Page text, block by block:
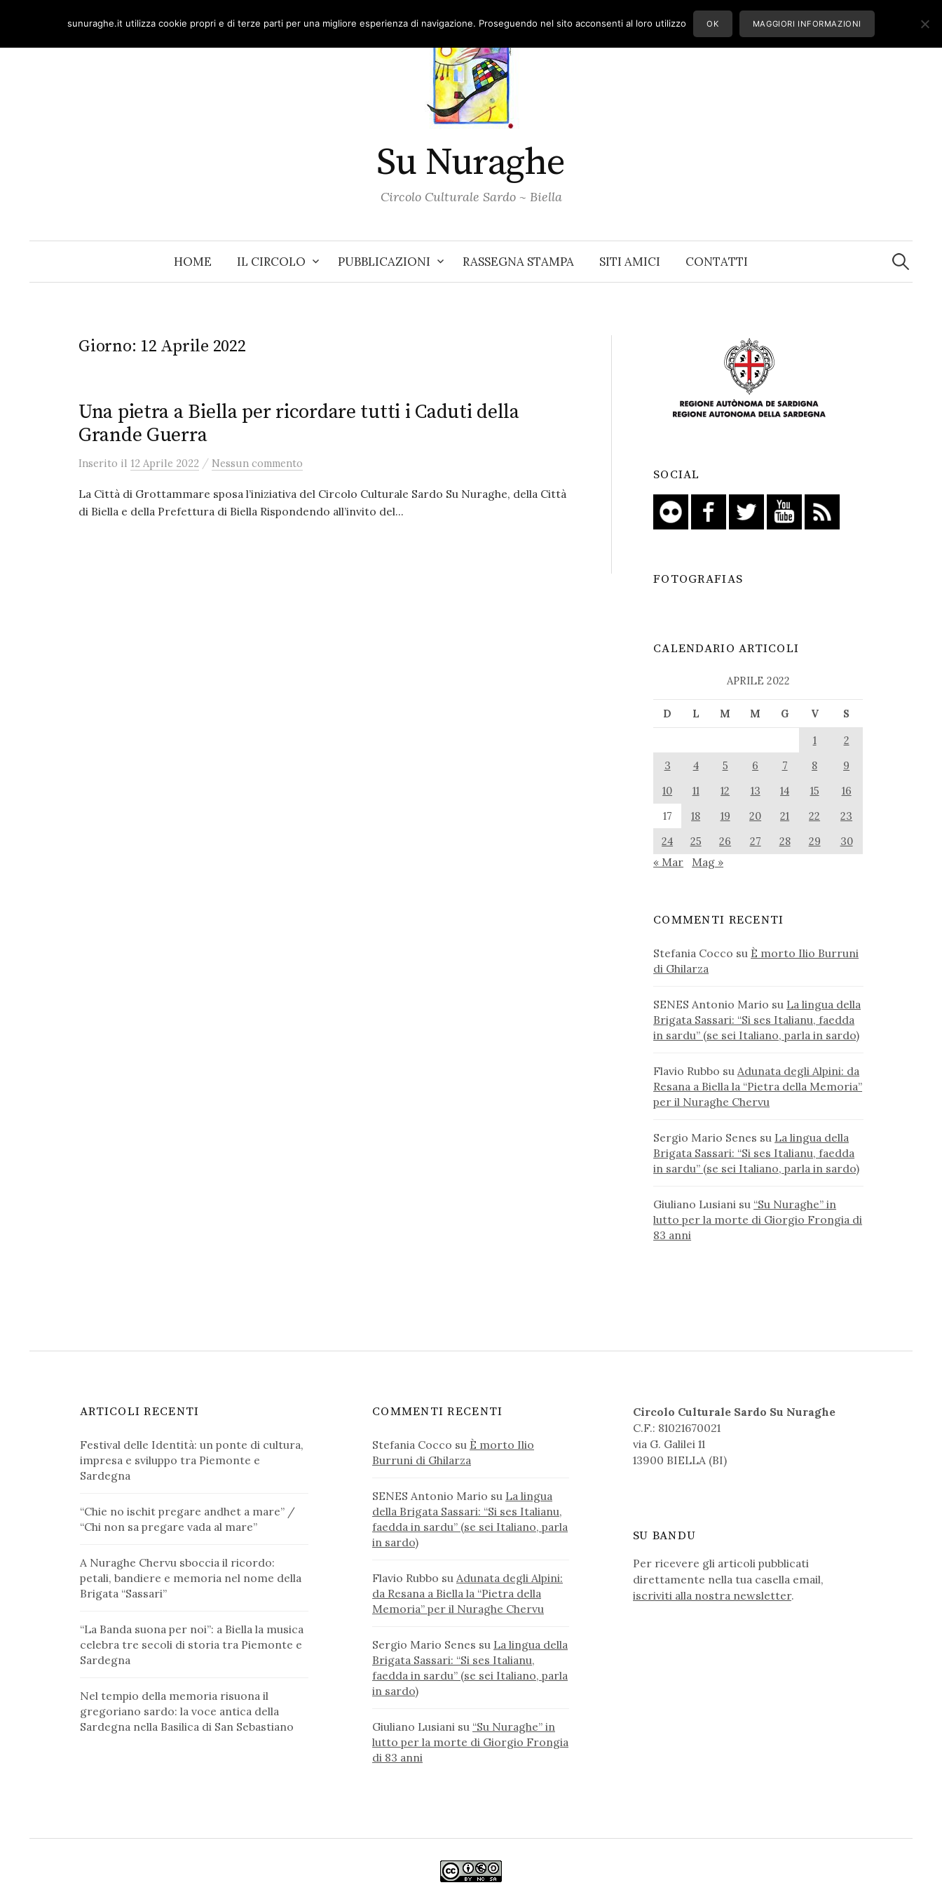
content
Su Nuraghe
Circolo Culturale Sardo ~ Biella
HOME IL CIRCOLO PUBBLICAZIONI RASSEGNA STAMPA SITI AMICI CONTATTI
Ricerca
per:
Giorno: 12 Aprile 2022
Una pietra a Biella per ricordare tutti i Caduti della
Grande Guerra
Inserito il 12 Aprile 2022 / Nessun commento
La Città di Grottammare sposa l’iniziativa del Circolo Culturale Sardo Su Nuraghe, della Città
di Biella e della Prefettura di Biella Rispondendo all’invito del...
SOCIAL
FOTOGRAFIAS
CALENDARIO ARTICOLI
APRILE 2022
D L M M G V
S
1
2
3
4 5 6 7 8
9
10
11 12 13 14 15
16
17
18 19 20 21 22
23
24
25 26 27 28 29 30
« Mar Mag »
COMMENTI RECENTI
Stefania Cocco su È morto Ilio Burruni
di Ghilarza
SENES Antonio Mario su La lingua della
Brigata Sassari: “Si ses Italianu, faedda
in sardu” (se sei Italiano, parla in sardo)
Flavio Rubbo su Adunata degli Alpini: da
Resana a Biella la “Pietra della Memoria”
per il Nuraghe Chervu
Sergio Mario Senes su La lingua della
Brigata Sassari: “Si ses Italianu, faedda
in sardu” (se sei Italiano, parla in sardo)
Giuliano Lusiani su “Su Nuraghe” in
lutto per la morte di Giorgio Frongia di
83 anni
ARTICOLI RECENTI
Festival delle Identità: un ponte di cultura,
impresa e sviluppo tra Piemonte e
Sardegna
“Chie no ischit pregare andhet a mare” /
“Chi non sa pregare vada al mare”
A Nuraghe Chervu sboccia il ricordo:
petali, bandiere e memoria nel nome della
Brigata “Sassari”
“La Banda suona per noi”: a Biella la musica
celebra tre secoli di storia tra Piemonte e
Sardegna
Nel tempio della memoria risuona il
gregoriano sardo: la voce antica della
Sardegna nella Basilica di San Sebastiano
COMMENTI RECENTI
Stefania Cocco su È morto Ilio
Burruni di Ghilarza
SENES Antonio Mario su La lingua
della Brigata Sassari: “Si ses Italianu,
faedda in sardu” (se sei Italiano, parla
in sardo)
Flavio Rubbo su Adunata degli Alpini:
da Resana a Biella la “Pietra della
Memoria” per il Nuraghe Chervu
Sergio Mario Senes su La lingua della
Brigata Sassari: “Si ses Italianu,
faedda in sardu” (se sei Italiano, parla
in sardo)
Giuliano Lusiani su “Su Nuraghe” in
lutto per la morte di Giorgio Frongia
di 83 anni
Circolo Culturale Sardo Su Nuraghe
C.F.: 81021670021
via G. Galilei 11
13900 BIELLA (BI)
SU BANDU
Per ricevere gli articoli pubblicati
direttamente nella tua casella email,
iscriviti alla nostra newsletter.
sunuraghe.it utilizza cookie propri e di terze parti per una migliore esperienza di navigazione. Proseguendo nel sito acconsenti al loro utilizzo OK MAGGIORI INFORMAZIONI